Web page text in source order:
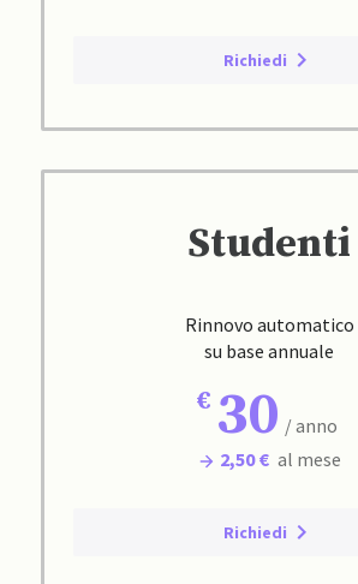
Richiedi
Studenti
Rinnovo automatico
su base annuale
30 / anno
2,50 € al mese
Richiedi